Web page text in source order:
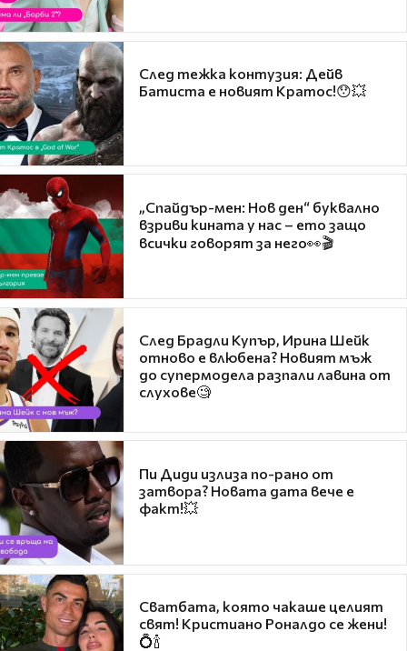
След тежка контузия: Дейв
Батиста е новият Кратос!😯💥
„Спайдър-мен: Нов ден“ буквално
взриви кината у нас – ето защо
всички говорят за него👀🎬
След Брадли Купър, Ирина Шейк
отново е влюбена? Новият мъж
до супермодела разпали лавина от
слухове🧐
Пи Диди излиза по-рано от
затвора? Новата дата вече е
факт!💥
Сватбата, която чакаше целият
свят! Кристиано Роналдо се жени!
💍🍾